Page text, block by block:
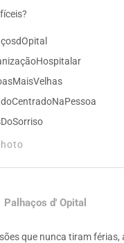
Palhaços d' Opital
que nunca tiram férias,